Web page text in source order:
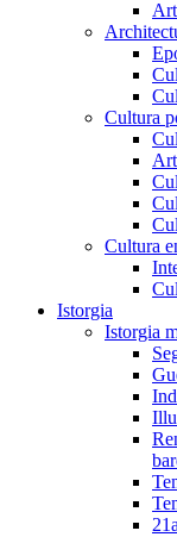
Cultura
Cultura
Istorgia
Istorgia